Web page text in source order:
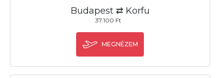
Budapest ⇄ Korfu
37.100 Ft
MEGNÉZEM